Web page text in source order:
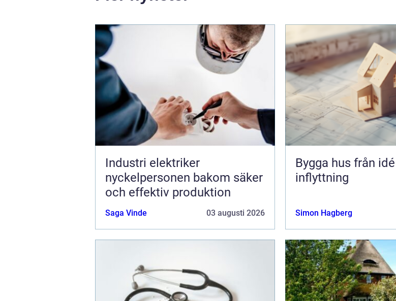
Industri elektriker
nyckelpersonen bakom säker
och effektiv produktion
Saga Vinde 03 augusti 2026
Bygga hus från idé till
inflyttning
Simon Hagberg